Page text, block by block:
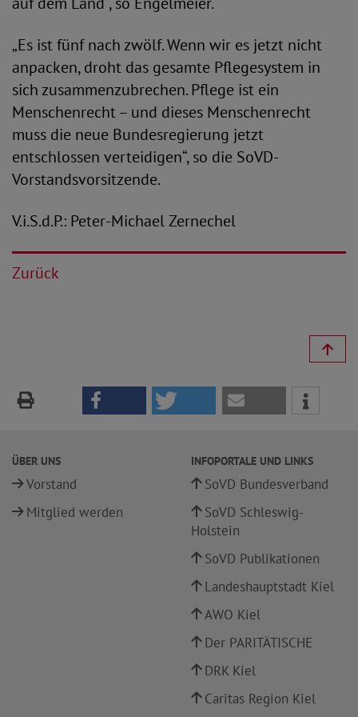
„Es ist fünf nach zwölf. Wenn wir es jetzt nicht
anpacken, droht das gesamte Pflegesystem in
sich zusammenzubrechen. Pflege ist ein
Menschenrecht – und dieses Menschenrecht
muss die neue Bundesregierung jetzt
entschlossen verteidigen“, so die SoVD-
Vorstandsvorsitzende.
V.i.S.d.P.: Peter-Michael Zernechel
Zurück
ÜBER UNS
Vorstand
Mitglied werden
INFOPORTALE UND LINKS
SoVD Bundesverband
SoVD Schleswig-
Holstein
SoVD Publikationen
Landeshauptstadt Kiel
AWO Kiel
Der PARITÄTISCHE
DRK Kiel
Caritas Region Kiel